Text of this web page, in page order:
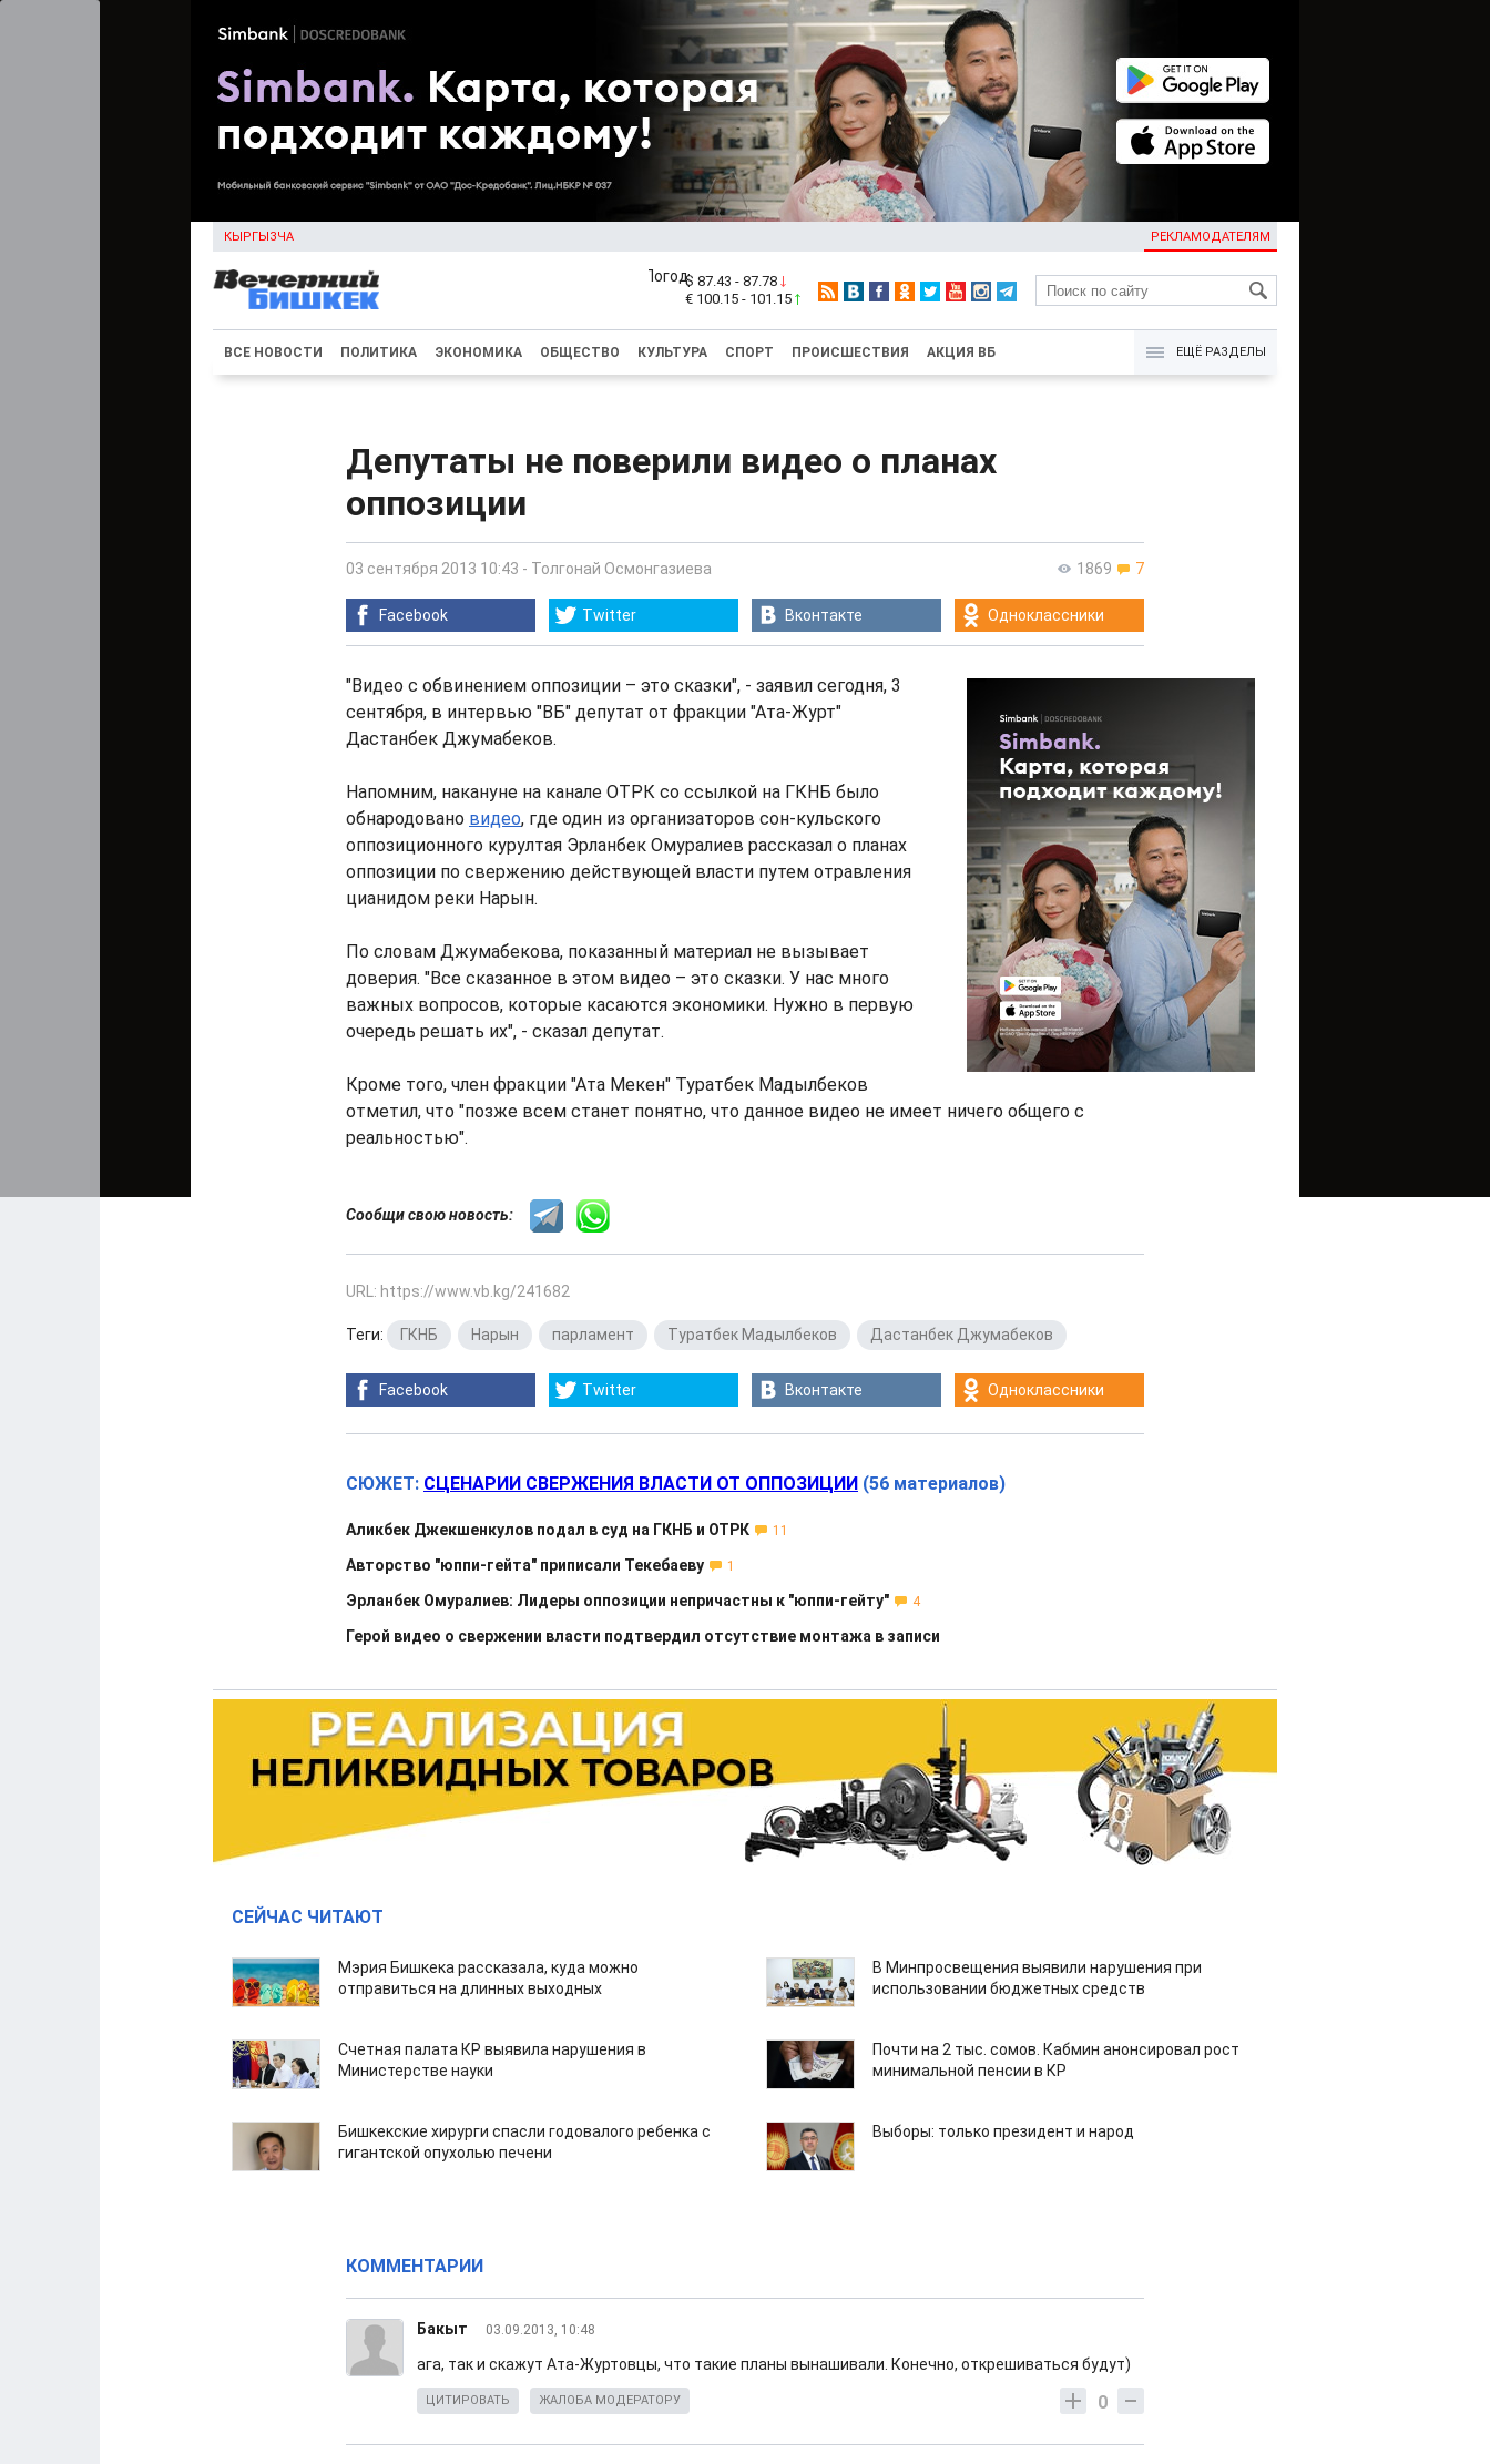
КЫРГЫЗЧА РЕКЛАМОДАТЕЛЯМ
KG
$ 87.43 - 87.78
€ 100.15 - 101.15
ВСЕ НОВОСТИ ПОЛИТИКА ЭКОНОМИКА ОБЩЕСТВО КУЛЬТУРА СПОРТ ПРОИСШЕСТВИЯ АКЦИЯ ВБ ЕЩЁ РАЗДЕЛЫ
Депутаты не поверили видео о планах
оппозиции
1869 7
03 сентября 2013 10:43 - Толгонай Осмонгазиева
Facebook Twitter Вконтакте Одноклассники
"Видео с обвинением оппозиции – это сказки", - заявил сегодня, 3
сентября, в интервью "ВБ" депутат от фракции "Ата-Журт"
Дастанбек Джумабеков.
Напомним, накануне на канале ОТРК со ссылкой на ГКНБ было
обнародовано видео, где один из организаторов сон-кульского
оппозиционного курултая Эрланбек Омуралиев рассказал о планах
оппозиции по свержению действующей власти путем отравления
цианидом реки Нарын.
По словам Джумабекова, показанный материал не вызывает
доверия. "Все сказанное в этом видео – это сказки. У нас много
важных вопросов, которые касаются экономики. Нужно в первую
очередь решать их", - сказал депутат.
Кроме того, член фракции "Ата Мекен" Туратбек Мадылбеков
отметил, что "позже всем станет понятно, что данное видео не имеет ничего общего с
реальностью".
Сообщи свою новость:
URL: https://www.vb.kg/241682
Теги: ГКНБ Нарын парламент Туратбек Мадылбеков Дастанбек Джумабеков
Facebook Twitter Вконтакте Одноклассники
СЮЖЕТ: СЦЕНАРИИ СВЕРЖЕНИЯ ВЛАСТИ ОТ ОППОЗИЦИИ (56 материалов)
Аликбек Джекшенкулов подал в суд на ГКНБ и ОТРК 11
Авторство "юппи-гейта" приписали Текебаеву 1
Эрланбек Омуралиев: Лидеры оппозиции непричастны к "юппи-гейту" 4
Герой видео о свержении власти подтвердил отсутствие монтажа в записи
СЕЙЧАС ЧИТАЮТ
Мэрия Бишкека рассказала, куда можно
отправиться на длинных выходных
В Минпросвещения выявили нарушения при
использовании бюджетных средств
Счетная палата КР выявила нарушения в
Министерстве науки
Почти на 2 тыс. сомов. Кабмин анонсировал рост
минимальной пенсии в КР
Бишкекские хирурги спасли годовалого ребенка с
гигантской опухолью печени
Выборы: только президент и народ
КОММЕНТАРИИ
Бакыт 03.09.2013, 10:48
ага, так и скажут Ата-Журтовцы, что такие планы вынашивали. Конечно, открешиваться будут)
0
ЦИТИРОВАТЬ ЖАЛОБА МОДЕРАТОРУ